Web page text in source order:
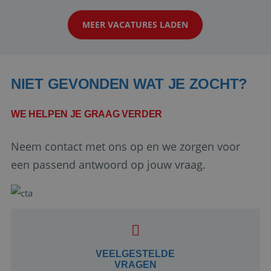
klanten te overtuigen om die droomreis te
boeken! ...
MEER VACATURES LADEN
NIET GEVONDEN WAT JE ZOCHT?
WE HELPEN JE GRAAG VERDER
Neem contact met ons op en we zorgen voor
een passend antwoord op jouw vraag.
VEELGESTELDE
VRAGEN
Google Privacy Policy